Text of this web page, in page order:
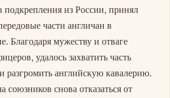
из России, принял
части англичан в
Благодаря мужеству и отваге
удалось захватить часть
разгромить английскую кавалерию.
союзников снова отказаться от